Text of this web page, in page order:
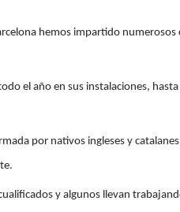
hemos impartido numerosos
el año en sus instalaciones,
por nativos ingleses y
y algunos llevan